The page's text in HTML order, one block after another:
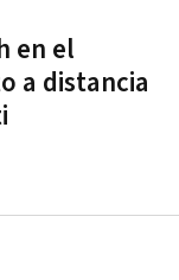
en el
a distancia